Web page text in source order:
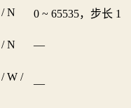
N 0 ~ 65535，步长 1
N —
W /
—